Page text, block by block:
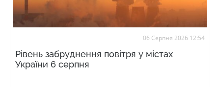
06 Серпня 2026 12:54
Рівень забруднення повітря у містах
України 6 серпня